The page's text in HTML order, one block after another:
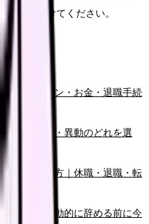
条件を分けてください。
。限界サイン・お金・退職手続
転職・休職・異動のどれを選
な時の考え方｜休職・退職・転
の初動｜衝動的に辞める前に今